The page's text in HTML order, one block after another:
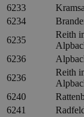
6233
6234
6235
Reith
6236
6236
Reith
6240
6241